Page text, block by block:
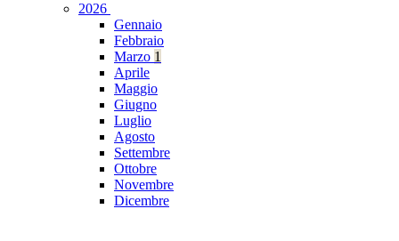
2026
Gennaio
Febbraio
Marzo 1
Aprile
Maggio
Giugno
Luglio
Agosto
Settembre
Ottobre
Novembre
Dicembre